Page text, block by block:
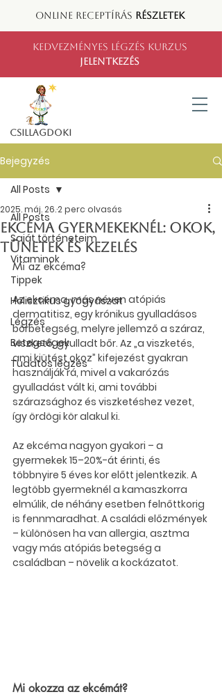
ONLINE RECEPTÍRÁS RÉSZLETEK
KEDVEZMÉNYES LÉGZÉS KURZUS
JELENTKEZÉS
CSILLAGDOKI
Bejegyzés
All Posts
Saját történeteim
Vitaminok
Tippek
Holisztikus gyógyászat
Légzés
Betegségek
Tudatos légzés
All Posts
Ekcéma gyermekeknél: Okok,
tünetek és kezelés
2025. máj. 26.2 perc olvasás
Mi az ekcéma?
Az ekcéma, más néven atópiás
dermatitisz, egy krónikus gyulladásos
bőrbetegség, melyre jellemző a száraz,
viszkető, gyulladt bőr. Az „a viszketés,
ami kiütést okoz” kifejezést gyakran
használják rá, mivel a vakarózás
gyulladást vált ki, ami további
szárazsághoz és viszketéshez vezet,
így ördögi kör alakul ki.
Az ekcéma nagyon gyakori – a
gyermekek 15–20%-át érinti, és
többnyire 5 éves kor előtt jelentkezik. A
legtöbb gyermeknél a kamaszkorra
elmúlik, de néhány esetben felnőttkorig
is fennmaradhat. A családi előzmények
– különösen ha van allergia, asztma
vagy más atópiás betegség a
családban – növelik a kockázatot.
Mi okozza az ekcémát?